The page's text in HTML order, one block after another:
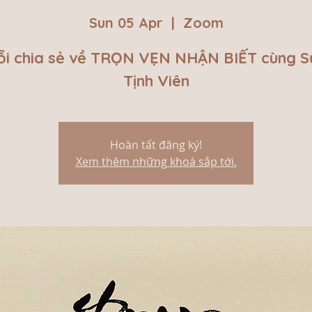
Sun 05 Apr
  |
Zoom
chia sẻ về TRỌN VẸN NHẬN BIẾT cùng
Tịnh Viên
Hoàn tất đăng ký!
Xem thêm những khoá sắp tới.